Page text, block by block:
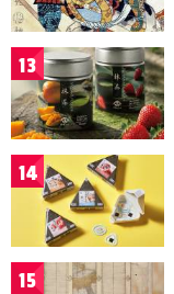
13
14
15